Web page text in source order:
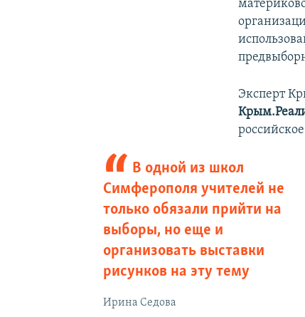
Эксперт
В одной из школ
Симферополя учителей не
только обязали прийти на
выборы, но еще и
организовать выставки
рисунков на эту тему
Ирина Седова